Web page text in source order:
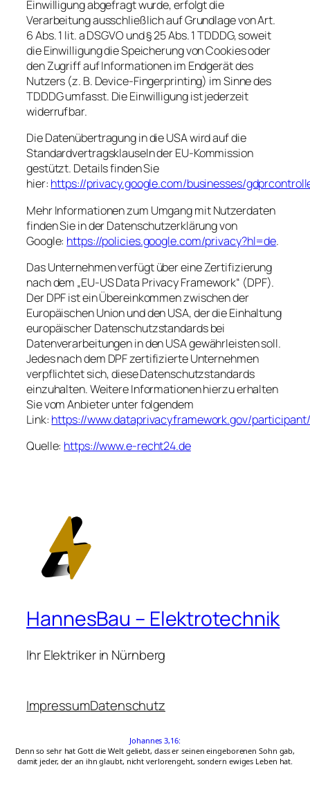
Einwilligung abgefragt wurde, erfolgt die
Verarbeitung ausschließlich auf Grundlage von Art.
6 Abs. 1 lit. a DSGVO und § 25 Abs. 1 TDDDG, soweit
die Einwilligung die Speicherung von Cookies oder
den Zugriff auf Informationen im Endgerät des
Nutzers (z. B. Device-Fingerprinting) im Sinne des
TDDDG umfasst. Die Einwilligung ist jederzeit
widerrufbar.
Die Datenübertragung in die USA wird auf die
Standardvertragsklauseln der EU-Kommission
gestützt. Details finden Sie
hier: https://privacy.google.com/businesses/
Mehr Informationen zum Umgang mit Nutzerdaten
finden Sie in der Datenschutzerklärung von
Google: https://policies.google.com/privacy?hl=de.
Das Unternehmen verfügt über eine Zertifizierung
nach dem „EU-US Data Privacy Framework“ (DPF).
Der DPF ist ein Übereinkommen zwischen der
Europäischen Union und den USA, der die Einhaltung
europäischer Datenschutzstandards bei
Datenverarbeitungen in den USA gewährleisten soll.
Jedes nach dem DPF zertifizierte Unternehmen
verpflichtet sich, diese Datenschutzstandards
einzuhalten. Weitere Informationen hierzu erhalten
Sie vom Anbieter unter folgendem
Link: https://www.dataprivacyframework.gov/
Quelle: https://www.e-recht24.de
HannesBau – Elektrotechnik
Ihr Elektriker in Nürnberg
ImpressumDatenschutz
Johannes 3,16:
Denn so sehr hat Gott die Welt geliebt, dass er seinen eingeborenen Sohn gab,
damit jeder, der an ihn glaubt, nicht verlorengeht, sondern ewiges Leben hat.